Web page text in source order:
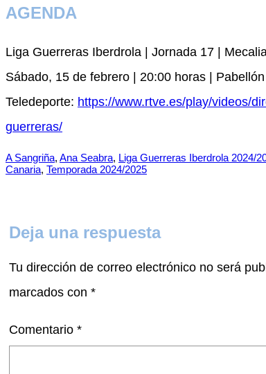
AGENDA
Liga Guerreras Iberdrola | Jornada 17 |
Sábado, 15 de febrero | 20:00 horas |
Teledeporte: https://www.rtve.es/play/videos/
guerreras/
A Sangriña, Ana Seabra, Liga Guerreras Iberdrola 2024/
Canaria, Temporada 2024/2025
Deja una respuesta
Tu dirección de correo electrónico no será
marcados con *
Comentario *